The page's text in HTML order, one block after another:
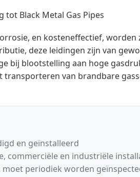
en kosteneffectief, worden
deze leidingen zijn van
bij blootstelling aan hoge
van brandbare
en geïnstalleerd
commerciële en industriële
periodiek worden